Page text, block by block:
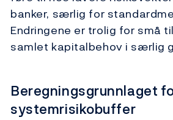
banker, særlig for
Endringene er trolig for små
samlet kapitalbehov i særlig
Beregningsgrunnlaget
systemrisikobuffer